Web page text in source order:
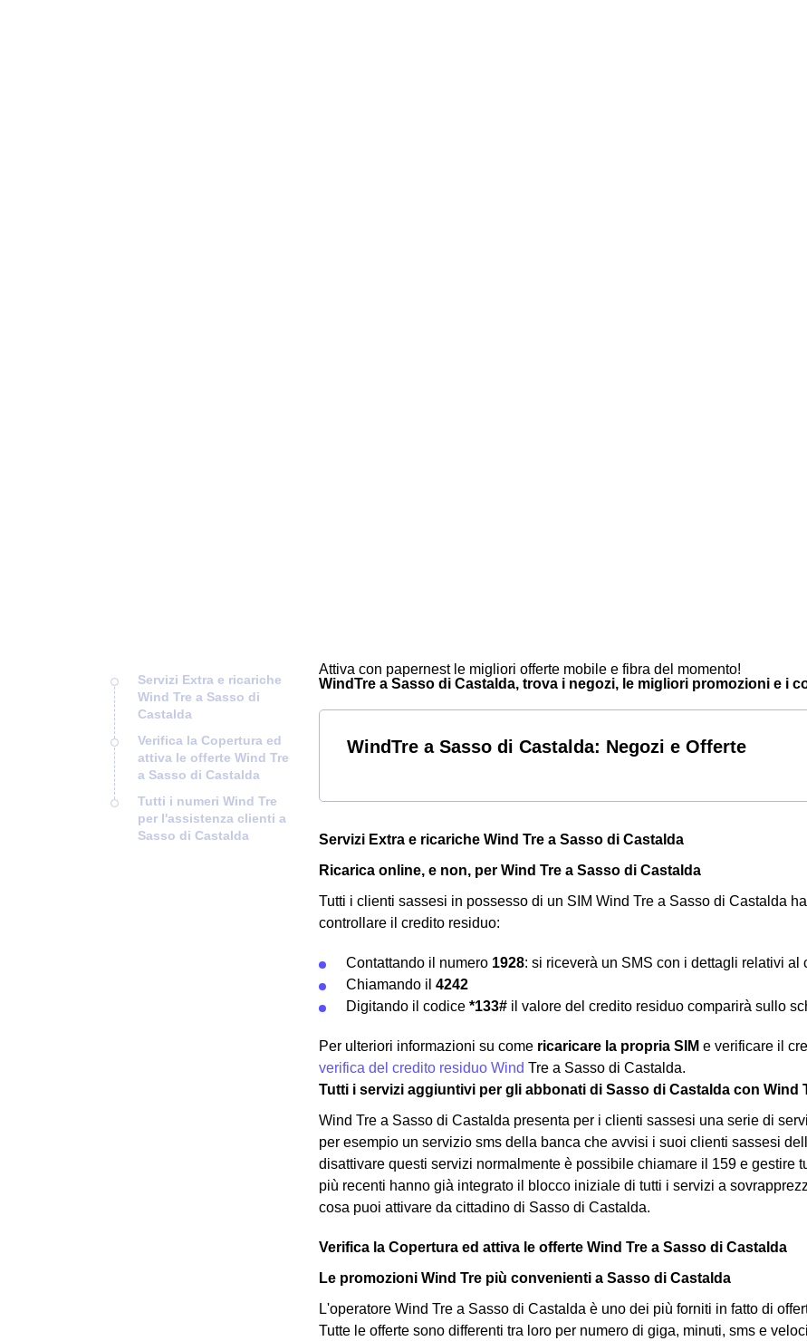
Servizi Extra e ricariche
Wind Tre a Sasso di
Castalda
Verifica la Copertura ed
attiva le offerte Wind Tre
a Sasso di Castalda
Tutti i numeri Wind Tre
per l'assistenza clienti a
Sasso di Castalda
Attiva con papernest le migliori offerte mobile e fibra del momento!
WindTre a Sasso di Castalda, trova i negozi, le migliori promozioni e i
WindTre a Sasso di Castalda: Negozi e Offerte
Servizi Extra e ricariche Wind Tre a Sasso di Castalda
Ricarica online, e non, per Wind Tre a Sasso di Castalda
Tutti i clienti sassesi in possesso di un SIM Wind Tre a Sasso di Castalda
controllare il credito residuo:
Contattando il numero 1928: si riceverà un SMS con i dettagli relativi al
Chiamando il 4242
Digitando il codice *133# il valore del credito residuo comparirà sullo
Per ulteriori informazioni su come ricaricare la propria SIM e verificare il
verifica del credito residuo Wind Tre a Sasso di Castalda.
Tutti i servizi aggiuntivi per gli abbonati di Sasso di Castalda con Wind
Wind Tre a Sasso di Castalda presenta per i clienti sassesi una serie di
per esempio un servizio sms della banca che avvisi i suoi clienti sassesi
disattivare questi servizi normalmente è possibile chiamare il 159 e gestire
più recenti hanno già integrato il blocco iniziale di tutti i servizi a
cosa puoi attivare da cittadino di Sasso di Castalda.
Verifica la Copertura ed attiva le offerte Wind Tre a Sasso di Castalda
Le promozioni Wind Tre più convenienti a Sasso di Castalda
L'operatore Wind Tre a Sasso di Castalda è uno dei più forniti in fatto di
Tutte le offerte sono differenti tra loro per numero di giga, minuti, sms e